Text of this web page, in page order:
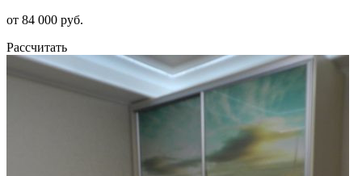
от 84 000 руб.
Рассчитать